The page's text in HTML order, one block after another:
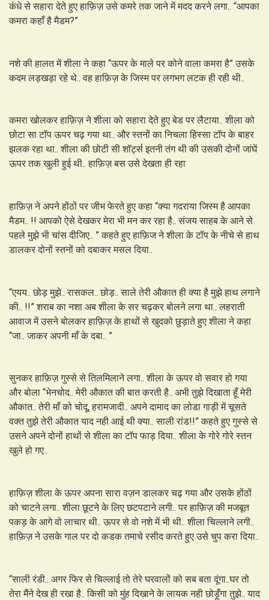
कंधे से सहारा देते हुए हाफ़िज़ उसे कमरे तक जाने में मदद करने लगा.. “आपका
कमरा कहाँ है मैडम?”
नशे की हालत में शीला ने कहा “ऊपर के माले पर कोने वाला कमरा है” उसके
कदम लड़खड़ा रहे थे.. वह हाफ़िज़ के जिस्म पर लगभग लटक ही रही थी..
कमरा खोलकर हाफ़िज़ ने शीला को सहारा देते हुए बेड पर लैटाया.. शीला को
छोटा सा टॉप ऊपर चढ़ गया था.. और स्तनों का निचला हिस्सा टॉप के बाहर
झलक रहा था.. शीला की छोटी सी शॉर्ट्स इतनी तंग थी की उसकी दोनों जांघें
ऊपर तक खुली हुई थी.. हाफ़िज़ बस उसे देखता ही रहा
हाफ़िज़ ने अपने होंठों पर जीभ फेरते हुए कहा “क्या गदराया जिस्म है आपका
मैडम.. !! आपको ऐसे देखकर मेरा भी मन कर रहा है.. संजय साहब के आने से
पहले मुझे भी चांस दीजिए.. ” कहते हुए हाफ़िज ने शीला के टॉप के नीचे से हाथ
डालकर दोनों स्तनों को दबाकर मसल दिया..
“एयय.. छोड़ मुझे.. रासकल.. छोड़.. साले तेरी औकात ही क्या है मुझे हाथ लगाने
की.. !!” शराब का नशा अब शीला के सर चढ़कर बोलने लगा था.. लहराती
आवाज में उसने बोलकर हाफ़िज़ के हाथों से खुदको छुड़ाते हुए शीला ने कहा
“जा.. जाकर अपनी माँ के दबा.. ”
सुनकर हाफ़िज़ गुस्से से तिलमिलाने लगा.. शीला के ऊपर वो सवार हो गया
और बोला “भेनचोद.. मेरी औकात की बात करती है.. अभी तुझे दिखाता हूँ मेरी
औकात.. तेरी माँ को चोदू, हरामजादी.. अपने दामाद का लोडा गाड़ी में चूसते
वक्त तुझे तेरी औकात याद नही आई थी क्या.. साली रांड!!” कहते हुए गुस्से से
उसने अपने दोनों हाथों से शीला का टॉप फाड़ दिया.. शीला के गोरे गोरे स्तन
खुले हो गए..
हाफ़िज़ शीला के ऊपर अपना सारा वज़न डालकर चढ़ गया और उसके होंठों
को चाटने लगा.. शीला छूटने के लिए छटपटाने लगी.. पर हाफ़िज़ की मजबूत
पकड़ के आगे वो लाचार थी.. ऊपर से वो नशे में भी थी.. शीला चिल्लाने लगी..
हाफ़िज़ ने उसके गाल पर दो कडक तमाचे रसीद करते हुए उसे चुप करा दिया..
“साली रंडी.. अगर फिर से चिल्लाई तो तेरे घरवालों को सब बता दूंगा..घर तो
तेरा मैंने देख ही रखा है.. किसी को मुंह दिखाने के लायक नही छोड़ूँगा तुझे.. याद